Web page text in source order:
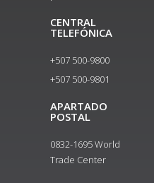
CENTRAL
TELEFÓNICA
+507 500-9800
+507 500-9801​
APARTADO
POSTAL
0832-1695 World
Trade Center